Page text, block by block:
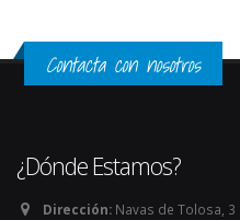
Contacta con nosotros
¿Dónde Estamos?
Dirección: Navas de Tolosa,